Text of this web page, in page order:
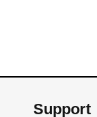
Support